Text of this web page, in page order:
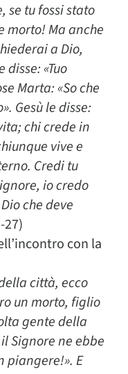
se tu fossi stato
morto! Ma anche
a Dio,
«Tuo
Marta: «So che
Gesù le disse:
chi crede in
vive e
Credi tu
io credo
che deve
27)
con la
città, ecco
un morto, figlio
gente della
Signore ne ebbe
piangere!». E